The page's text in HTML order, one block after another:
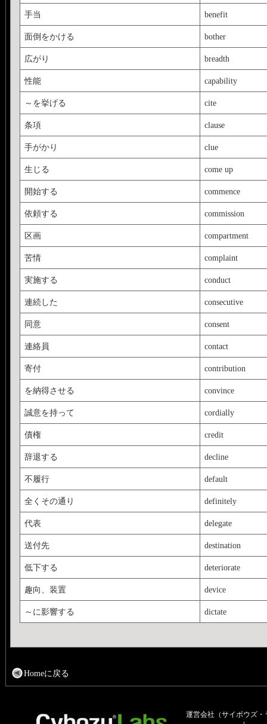
手当 benefit
面倒をかける bother
広がり breadth
性能 capability
～を挙げる cite
条項 clause
手がかり clue
生じる come up
開始する commence
依頼する commission
区画 compartment
苦情 complaint
実施する conduct
連続した consecutive
同意 consent
連絡員 contact
寄付 contribution
を納得させる convince
誠意を持って cordially
債権 credit
辞退する decline
不履行 default
全くその通り definitely
代表 delegate
送付先 destination
低下する deteriorate
趣向、装置 device
～に影響する dictate
Homeに戻る
運営会社（サイボウズ・